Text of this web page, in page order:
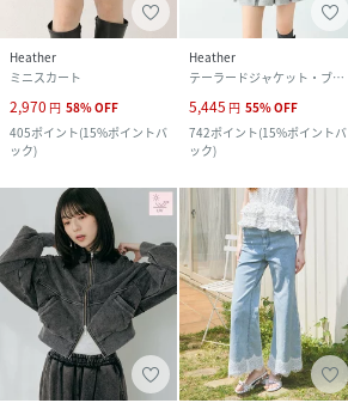
Heather
ミニスカート
2,970 円 58%OFF
405ポイント(15%ポイントバ
ック)
Heather
テーラードジャケット・ブレザー
5,445 円 55%OFF
742ポイント(15%ポイントバ
ック)